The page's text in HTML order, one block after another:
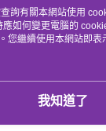
詢有關本網站使用
如何變更電腦的
您繼續使用本網站即
cookie。
我知道了